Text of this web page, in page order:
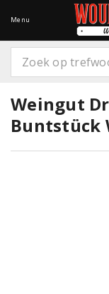
Menu
Weingut
Buntstück